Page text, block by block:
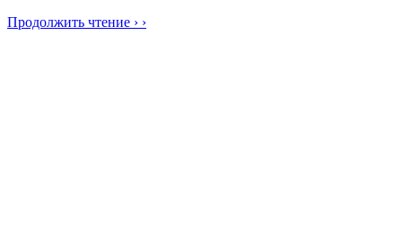
Продолжить чтение › ›